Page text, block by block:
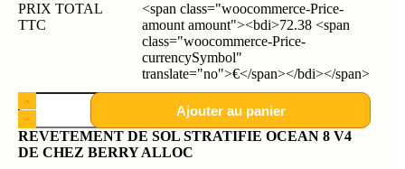
PRIX TOTAL
TTC
<span class="woocommerce-Price-
amount amount"><bdi>72.38 <span
class="woocommerce-Price-
currencySymbol"
translate="no">€</span></bdi></span>
Ajouter au panier
REVETEMENT DE SOL STRATIFIE OCEAN 8 V4
DE CHEZ BERRY ALLOC